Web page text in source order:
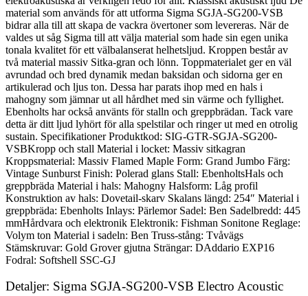
material som används för att utforma Sigma SGJA-SG200-VSB
bidrar alla till att skapa de vackra övertoner som levereras. När de
valdes ut såg Sigma till att välja material som hade sin egen unika
tonala kvalitet för ett välbalanserat helhetsljud. Kroppen består av
två material massiv Sitka-gran och lönn. Toppmaterialet ger en väl
avrundad och bred dynamik medan baksidan och sidorna ger en
artikulerad och ljus ton. Dessa har parats ihop med en hals i
mahogny som jämnar ut all hårdhet med sin värme och fyllighet.
Ebenholts har också använts för stalln och greppbrädan. Tack vare
detta är ditt ljud lyhört för alla spelstilar och ringer ut med en otrolig
sustain. Specifikationer Produktkod: SIG-GTR-SGJA-SG200-
VSBKropp och stall Material i locket: Massiv sitkagran
Kroppsmaterial: Massiv Flamed Maple Form: Grand Jumbo Färg:
Vintage Sunburst Finish: Polerad glans Stall: EbenholtsHals och
greppbräda Material i hals: Mahogny Halsform: Låg profil
Konstruktion av hals: Dovetail-skarv Skalans längd: 254″ Material i
greppbräda: Ebenholts Inlays: Pärlemor Sadel: Ben Sadelbredd: 445
mmHårdvara och elektronik Elektronik: Fishman Sonitone Reglage:
Volym ton Material i sadeln: Ben Truss-stång: Tvåvägs
Stämskruvar: Gold Grover gjutna Strängar: DAddario EXP16
Fodral: Softshell SSC-GJ
Detaljer: Sigma SGJA-SG200-VSB Electro Acoustic